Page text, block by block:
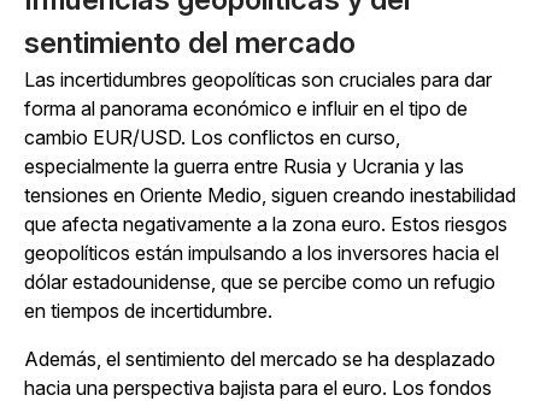
sentimiento del mercado
Las incertidumbres geopolíticas son cruciales para dar
forma al panorama económico e influir en el tipo de
cambio EUR/USD. Los conflictos en curso,
especialmente la guerra entre Rusia y Ucrania y las
tensiones en Oriente Medio, siguen creando inestabilidad
que afecta negativamente a la zona euro. Estos riesgos
geopolíticos están impulsando a los inversores hacia el
dólar estadounidense, que se percibe como un refugio
en tiempos de incertidumbre.
Además, el sentimiento del mercado se ha desplazado
hacia una perspectiva bajista para el euro. Los fondos